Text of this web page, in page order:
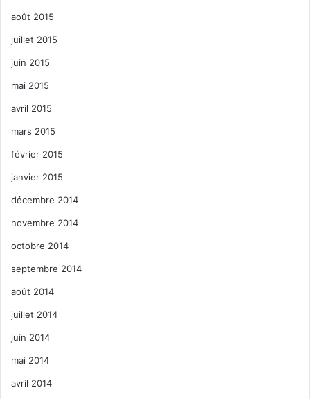
août 2015
juillet 2015
juin 2015
mai 2015
avril 2015
mars 2015
février 2015
janvier 2015
décembre 2014
novembre 2014
octobre 2014
septembre 2014
août 2014
juillet 2014
juin 2014
mai 2014
avril 2014